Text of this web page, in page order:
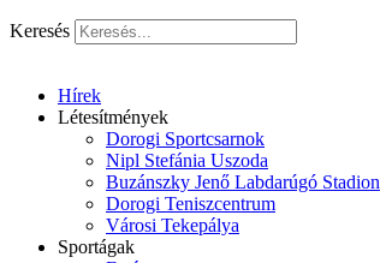
Keresés
Hírek
Létesítmények
Dorogi Sportcsarnok
Nipl Stefánia Uszoda
Buzánszky Jenő Labdarúgó Stadion
Dorogi Teniszcentrum
Városi Tekepálya
Sportágak